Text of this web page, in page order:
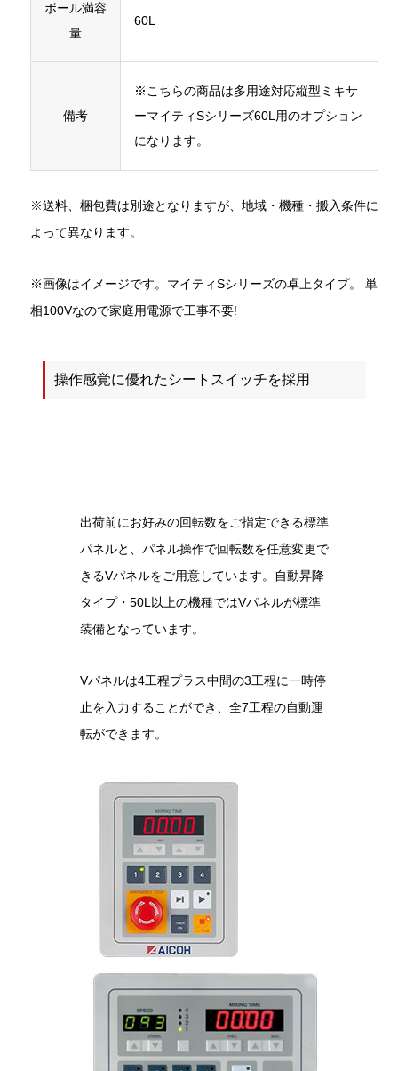
ボール満容
量
60L
備考
※こちらの商品は多用途対応縦型ミキサ
ーマイティSシリーズ60L用のオプション
になります。
※送料、梱包費は別途となりますが、地域・機種・搬入条件に
よって異なります。
※画像はイメージです。マイティSシリーズの卓上タイプ。 単
相100Vなので家庭用電源で工事不要!
操作感覚に優れたシートスイッチを採用
出荷前にお好みの回転数をご指定できる標準
パネルと、パネル操作で回転数を任意変更で
きるVパネルをご用意しています。自動昇降
タイプ・50L以上の機種ではVパネルが標準
装備となっています。
Vパネルは4工程プラス中間の3工程に一時停
止を入力することができ、全7工程の自動運
転ができます。